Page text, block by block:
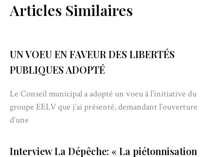
Articles Similaires
UN VOEU EN FAVEUR DES LIBERTÉS
PUBLIQUES ADOPTÉ
Le Conseil municipal a adopté un voeu à l’initiative du
groupe EELV que j’ai présenté, demandant l’ouverture
d’une
Interview La Dépêche: « La piétonnisation